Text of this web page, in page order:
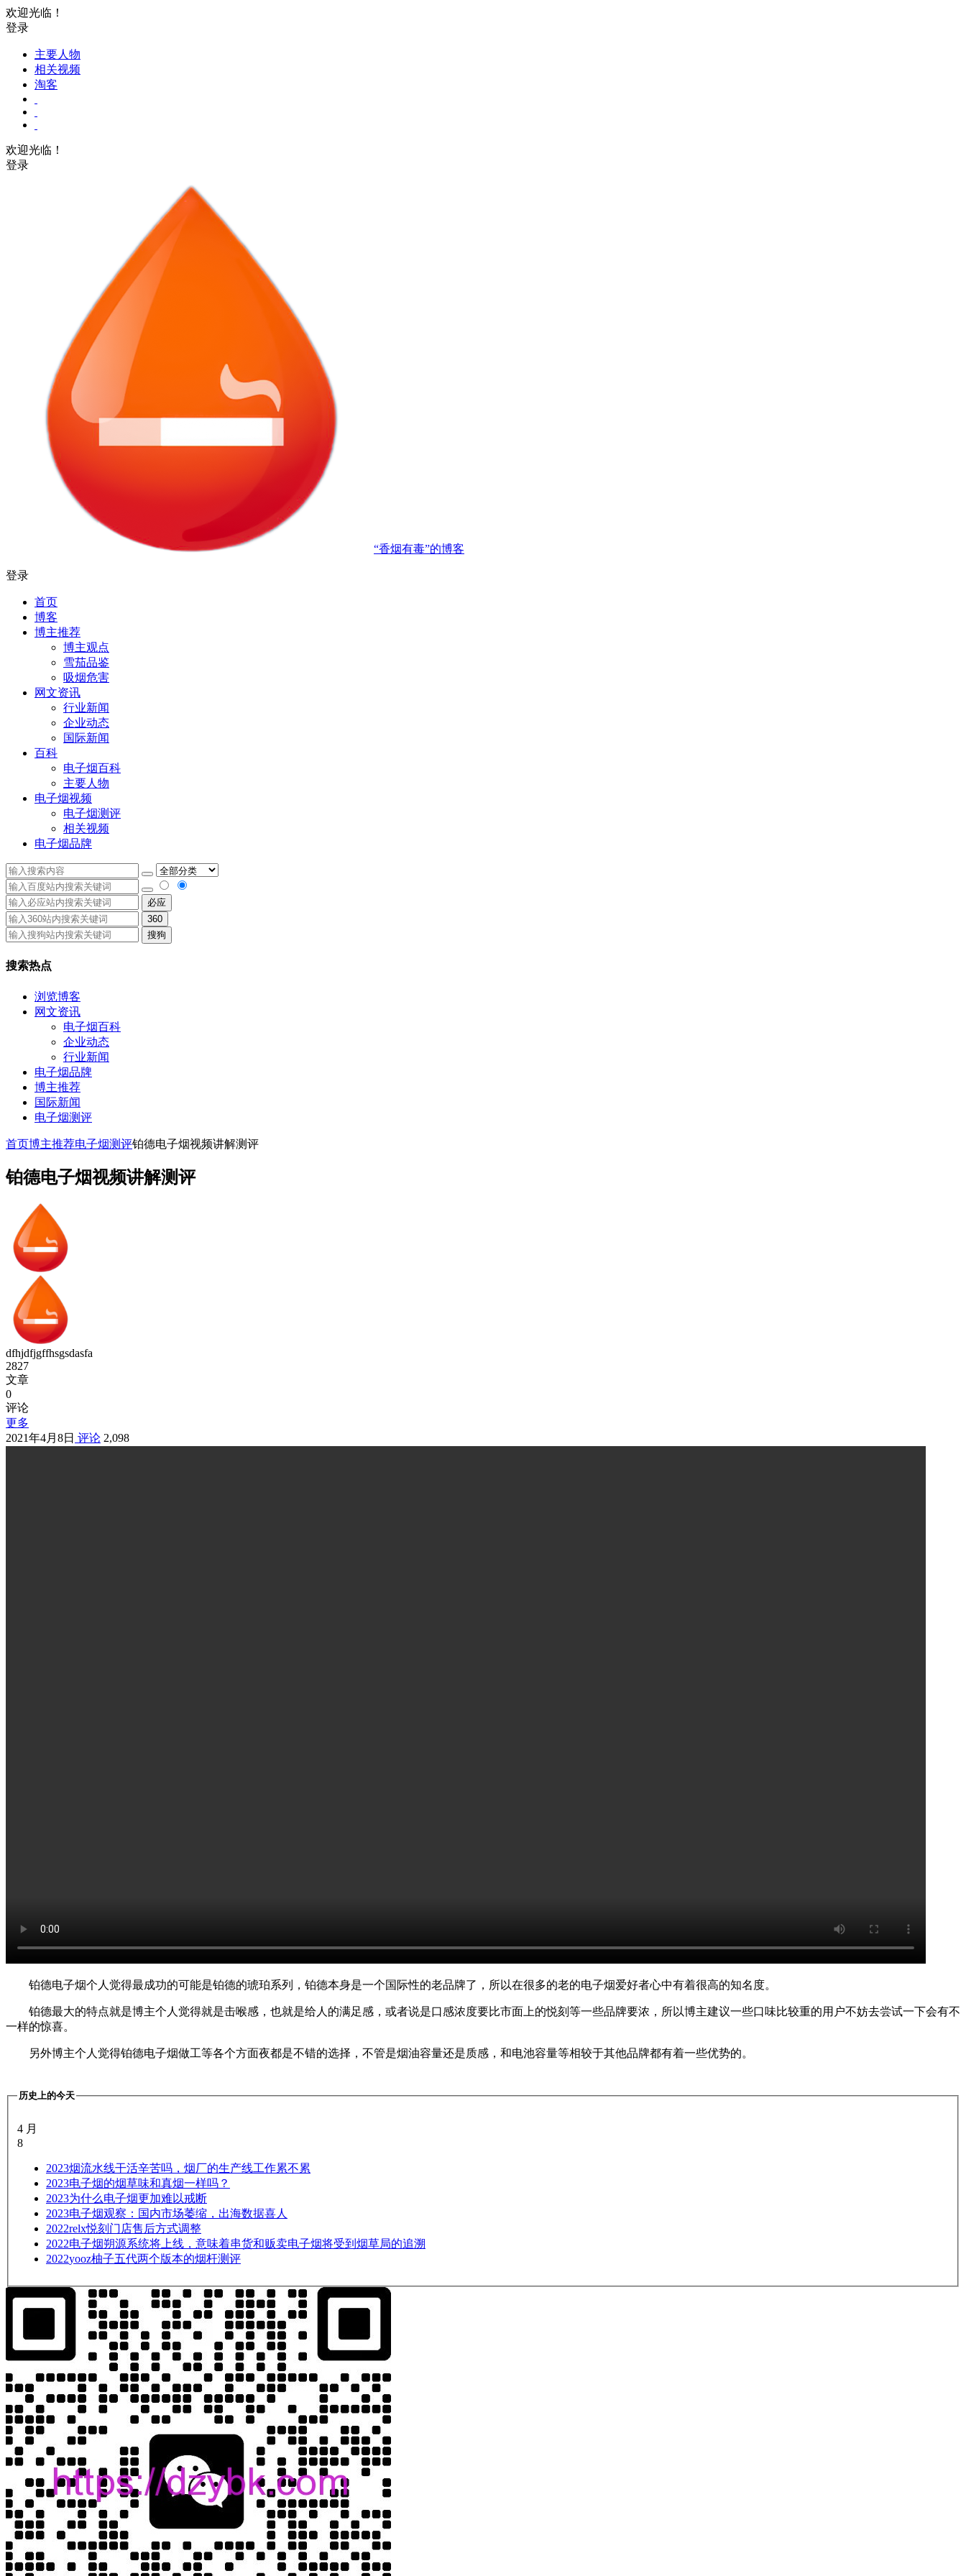
欢迎光临！
登录
主要人物
相关视频
淘客
欢迎光临！
登录
“香烟有毒”的博客
登录
首页
博客
博主推荐
博主观点
雪茄品鉴
吸烟危害
网文资讯
行业新闻
企业动态
国际新闻
百科
电子烟百科
主要人物
电子烟视频
电子烟测评
相关视频
电子烟品牌
必应
360
搜狗
搜索热点
浏览博客
网文资讯
电子烟百科
企业动态
行业新闻
电子烟品牌
博主推荐
国际新闻
电子烟测评
首页博主推荐电子烟测评铂德电子烟视频讲解测评
铂德电子烟视频讲解测评
dfhjdfjgffhsgsdasfa
2827
文章
0
评论
更多
2021年4月8日 评论 2,098
铂德电子烟个人觉得最成功的可能是铂德的琥珀系列，铂德本身是一个国际性的老品牌了，所以在很多的老的电子烟爱好者心中有着很高的知名度。
铂德最大的特点就是博主个人觉得就是击喉感，也就是给人的满足感，或者说是口感浓度要比市面上的悦刻等一些品牌要浓，所以博主建议一些口味比较重的用户不妨去尝试一下会有不
一样的惊喜。
另外博主个人觉得铂德电子烟做工等各个方面夜都是不错的选择，不管是烟油容量还是质感，和电池容量等相较于其他品牌都有着一些优势的。
历史上的今天
4 月
8
2023烟流水线干活辛苦吗，烟厂的生产线工作累不累
2023电子烟的烟草味和真烟一样吗？
2023为什么电子烟更加难以戒断
2023电子烟观察：国内市场萎缩，出海数据喜人
2022relx悦刻门店售后方式调整
2022电子烟朔源系统将上线，意味着串货和贩卖电子烟将受到烟草局的追溯
2022yooz柚子五代两个版本的烟杆测评